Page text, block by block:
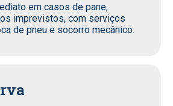
em casos de pane,
imprevistos, com serviços
de pneu e socorro mecânico.